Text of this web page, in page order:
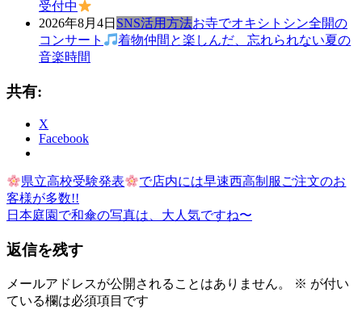
受付中
2026年8月4日 SNS活用方法お寺でオキシトシン全開の
コンサート
着物仲間と楽しんだ、忘れられない夏の
音楽時間
共有:
X
Facebook
き
も
の
か
ゆ
か
投
稿
ナ
ビ
ゲ
前
の
記
県立高校受験発表
で店内には早速西高制服ご注文のお
客様が多数!!
次
記
日本庭園で和傘の写真は、大人気ですね〜
返信を残す
メールアドレスが公開されることはありません。 ※ が付い
ている欄は必須項目です